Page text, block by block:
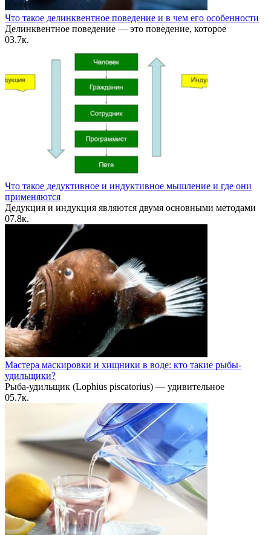
Что такое делинквентное поведение и в чем его особенности
Делинквентное поведение — это поведение, которое
03.7к.
Что такое дедуктивное и индуктивное мышление и где они
применяются
Дедукция и индукция являются двумя основными методами
07.8к.
Мастера маскировки и хищники в воде: кто такие рыбы-
удильщики?
Рыба-удильщик (Lophius piscatorius) — удивительное
05.7к.